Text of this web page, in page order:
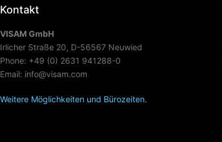
Kontakt
VISAM GmbH
Irlicher Straße 20, D-56567 Neuwied
Phone: +49 (0) 2631 941288-0
Email: info@visam.com
Weitere Möglichkeiten und Bürozeiten.